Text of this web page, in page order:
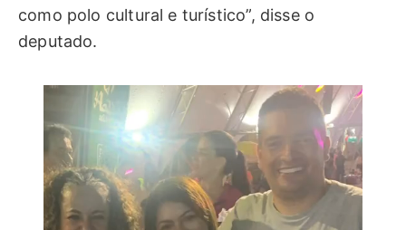
como polo cultural e turístico”, disse o
deputado.